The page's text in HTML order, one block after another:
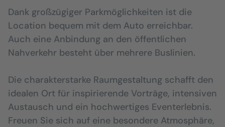
Dank großzügiger Parkmöglichkeiten ist die
Location bequem mit dem Auto erreichbar.
Auch eine Anbindung an den öffentlichen
Nahverkehr besteht über mehrere Buslinien.
Die charakterstarke Raumgestaltung schafft den
idealen Ort für inspirierende Vorträge, intensiven
Austausch und ein hochwertiges Eventerlebnis.
Freuen Sie sich auf eine besondere Atmosphäre,